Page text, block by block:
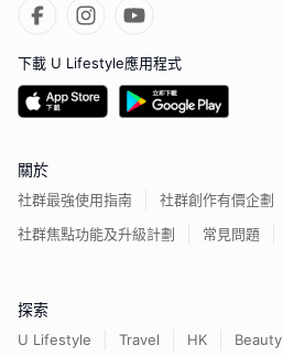
下載 U Lifestyle應用程式
關於
社群最強使用指南
社群創作有價企劃
社群焦點功能及升級計劃
常見問題
探索
U Lifestyle Travel HK Beauty